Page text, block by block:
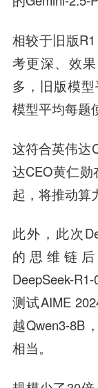
相较于旧版
考更深、效
多，旧版模
模型平均每题
这符合英伟达
达CEO黄仁勋
起，将推动算
此外，此次
的思维链后
DeepSeek-
测试AIME
越Qwen3-8B
相当。